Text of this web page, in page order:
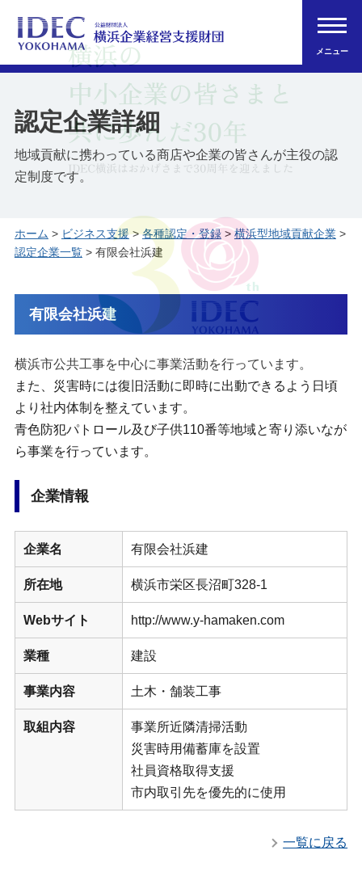
メニュー
認定企業詳細
地域貢献に携わっている商店や企業の皆さんが主役の認
定制度です。
ホーム > ビジネス支援>各種認定・登録>横浜型地域貢献企業>
認定企業一覧> 有限会社浜建
有限会社浜建
横浜市公共工事を中心に事業活動を行っています。
また、災害時には復旧活動に即時に出動できるよう日頃
より社内体制を整えています。
青色防犯パトロール及び子供110番等地域と寄り添いなが
ら事業を行っています。
企業情報
企業名 有限会社浜建
所在地 横浜市栄区長沼町328-1
Webサイト http://www.y-hamaken.com
業種 建設
事業内容 土木・舗装工事
取組内容
事業所近隣清掃活動
災害時用備蓄庫を設置
社員資格取得支援
市内取引先を優先的に使用
一覧に戻る